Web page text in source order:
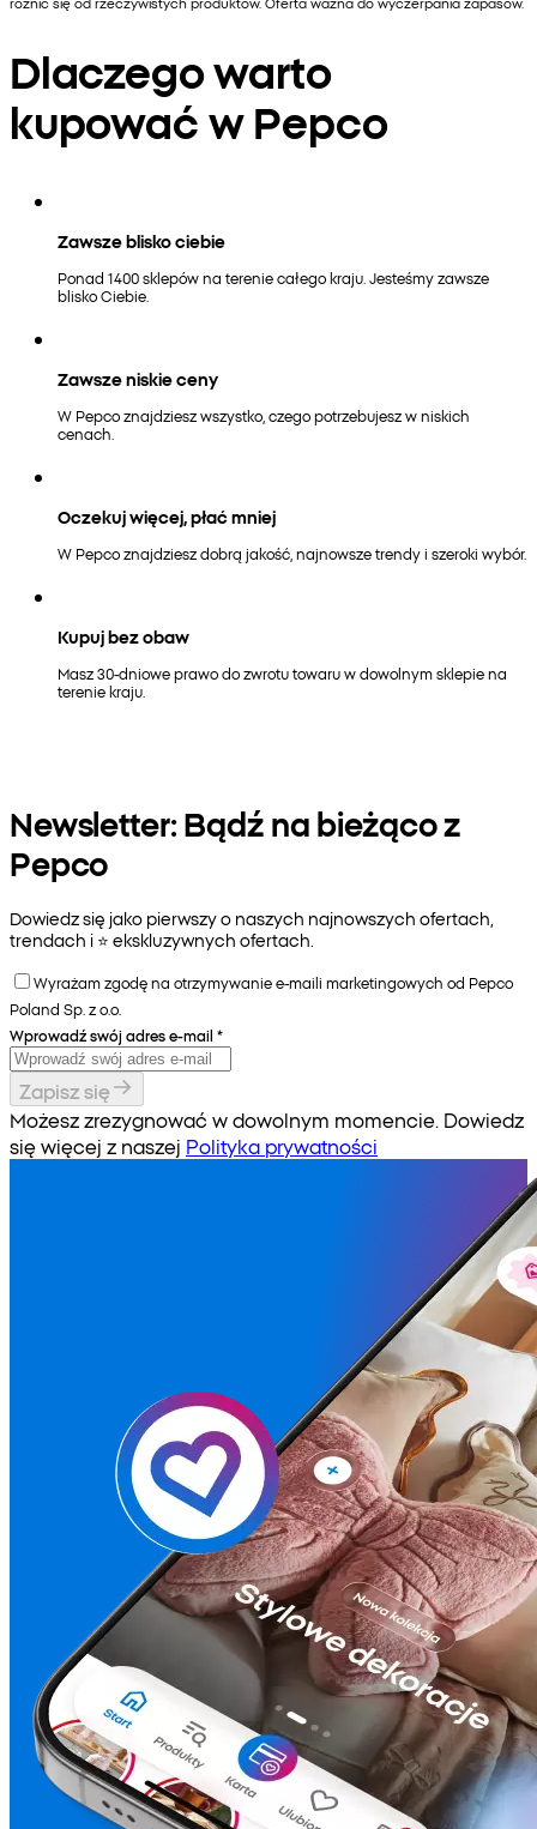
Dlaczego warto
kupować w Pepco
Zawsze blisko ciebie
Ponad 1400 sklepów na terenie całego kraju. Jesteśmy zawsze
blisko Ciebie.
Zawsze niskie ceny
W Pepco znajdziesz wszystko, czego potrzebujesz w niskich
cenach.
Oczekuj więcej, płać mniej
W Pepco znajdziesz dobrą jakość, najnowsze trendy i szeroki wybór.
Kupuj bez obaw
Masz 30-dniowe prawo do zwrotu towaru w dowolnym sklepie na
terenie kraju.
Newsletter: Bądź na bieżąco z
Pepco
Dowiedz się jako pierwszy o naszych najnowszych ofertach,
trendach i ⭐️ ekskluzywnych ofertach.
Wyrażam zgodę na otrzymywanie e-maili marketingowych od Pepco
Poland Sp. z o.o.
Wprowadź swój adres e-mail *
Zapisz się
Możesz zrezygnować w dowolnym momencie. Dowiedz
się więcej z naszej Polityka prywatności